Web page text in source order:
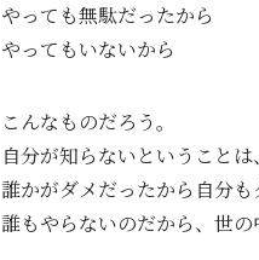
やっても無駄だったから
やってもいないから
こんなものだろう。
自分が知らないということ
誰かがダメだったから自分も
誰もやらないのだから、世の